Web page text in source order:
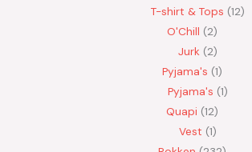
T-shirt & Tops 12
O'Chill 2
Jurk 2
Pyjama's 1
Pyjama's 1
Quapi 12
Vest 1